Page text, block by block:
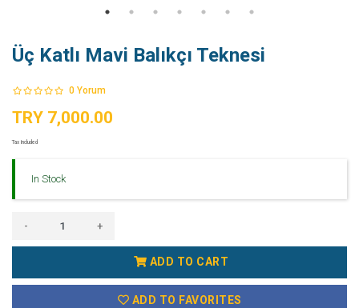
Üç Katlı Mavi Balıkçı Teknesi
0 Yorum
TRY 7,000.00
Tax Included
In Stock
- +
ADD TO CART
ADD TO FAVORITES